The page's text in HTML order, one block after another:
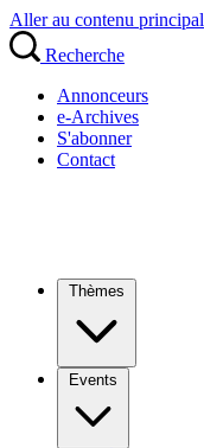
Aller au contenu principal
Recherche
Annonceurs
e-Archives
S'abonner
Contact
Thèmes
Events